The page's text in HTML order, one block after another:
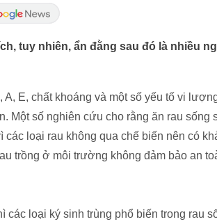
tuy nhiên, ẩn đằng sau đó là nhiều
E, chất khoáng và một số yếu tố vi
Một số nghiên cứu cho rằng ăn rau sống
loại rau không qua chế biến nên có
trồng ở môi trường không đảm bảo an
các loại ký sinh trùng phổ biến trong rau